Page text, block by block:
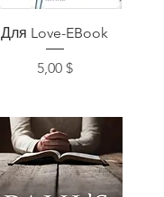
Быстрый просмотр
Для Love-EBook
Цена
5,00 $